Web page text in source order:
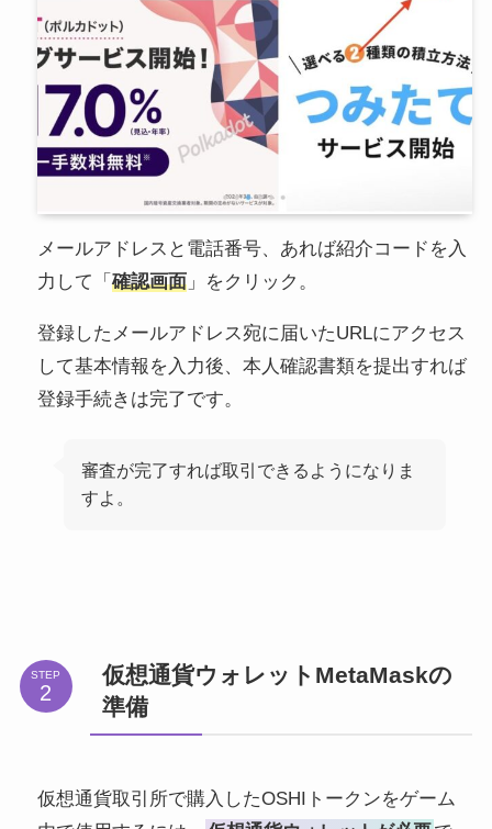
メールアドレスと電話番号、あれば紹介コードを入
力して「 確認画面」をクリック。
登録したメールアドレス宛に届いたURLにアクセス
して基本情報を入力後、本人確認書類を提出すれば
登録手続きは完了です。
審査が完了すれば取引できるようになりま
すよ。
STEP
仮想通貨ウォレットMetaMaskの
準備
仮想通貨取引所で購入したOSHIトークンをゲーム